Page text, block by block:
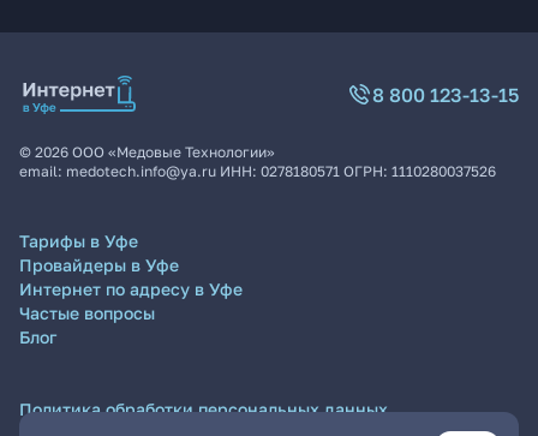
8 800 123-13-15
© 2026 ООО «Медовые Технологии»
email: medotech.info@ya.ru ИНН: 0278180571 ОГРН: 1110280037526
Тарифы в Уфе
Провайдеры в Уфе
Интернет по адресу в Уфе
Частые вопросы
Блог
Политика обработки персональных данных